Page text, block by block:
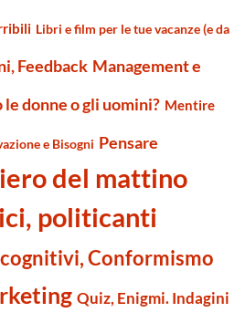
Libri e film per le tue vacanze (e da
Feedback Management e
donne o gli uomini? Mentire
e Bisogni Pensare
del mattino
politicanti
Conformismo
Quiz, Enigmi. Indagini